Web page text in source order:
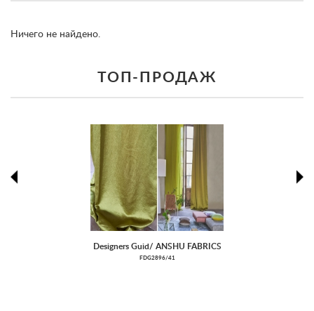
Ничего не найдено.
ТОП-ПРОДАЖ
Designers Guid/ ANSHU FABRICS
FDG2896/41